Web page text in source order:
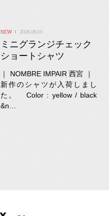
2026.08.03
ミニグランジチェック
ショートシャツ
｜ NOMBRE IMPAIR 西宮 ｜
新作のシャツが入荷しまし
た。 Color : yellow / black
&n…